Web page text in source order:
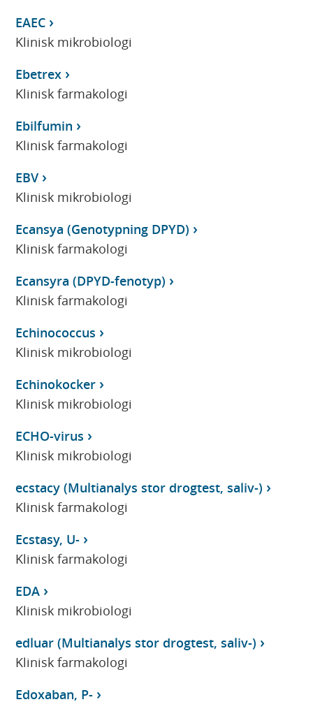
EAEC
Klinisk mikrobiologi
Ebetrex
Klinisk farmakologi
Ebilfumin
Klinisk farmakologi
EBV
Klinisk mikrobiologi
Ecansya (Genotypning DPYD)
Klinisk farmakologi
Ecansyra (DPYD-fenotyp)
Klinisk farmakologi
Echinococcus
Klinisk mikrobiologi
Echinokocker
Klinisk mikrobiologi
ECHO-virus
Klinisk mikrobiologi
ecstacy (Multianalys stor drogtest, saliv-)
Klinisk farmakologi
Ecstasy, U-
Klinisk farmakologi
EDA
Klinisk mikrobiologi
edluar (Multianalys stor drogtest, saliv-)
Klinisk farmakologi
Edoxaban, P-